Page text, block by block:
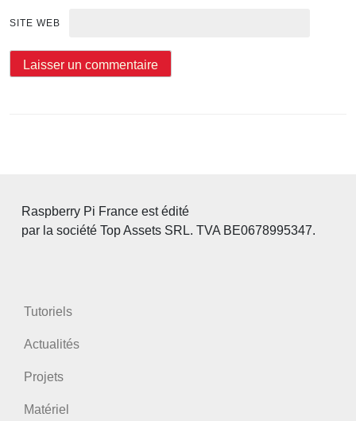
SITE WEB
Raspberry Pi France est édité
par la société Top Assets SRL. TVA BE0678995347.
Tutoriels
Actualités
Projets
Matériel